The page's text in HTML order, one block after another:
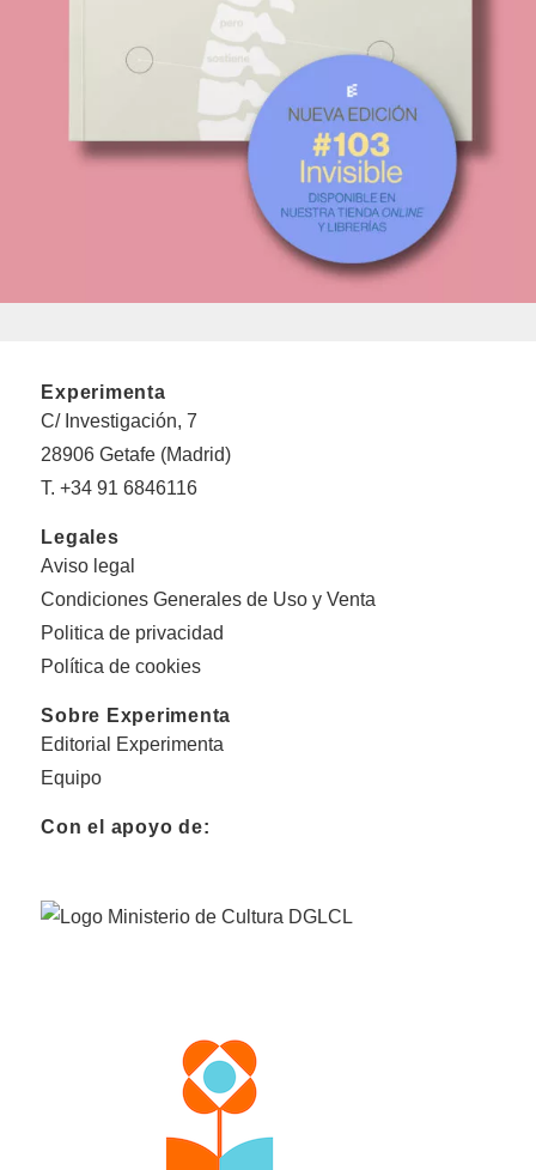
Experimenta
C/ Investigación, 7
28906 Getafe (Madrid)
T. +34 91 6846116
Legales
Aviso legal
Condiciones Generales de Uso y Venta
Politica de privacidad
Política de cookies
Sobre Experimenta
Editorial Experimenta
Equipo
Con el apoyo de: